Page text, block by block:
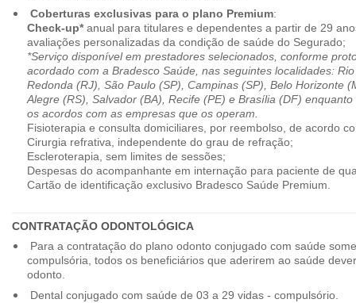
Coberturas exclusivas para o plano Premium:
Check-up*anual para titulares e dependentes a partir de 29
avaliações personalizadas da condição de saúde do Segurado;
*Serviço disponível em prestadores selecionados, conforme
acordado com a Bradesco Saúde, nas seguintes localidades:
Redonda (RJ), São Paulo (SP), Campinas (SP), Belo Horizonte
Alegre (RS), Salvador (BA), Recife (PE) e Brasília (DF)
os acordos com as empresas que os operam.
Fisioterapia e consulta domiciliares, por reembolso, de acordo
Cirurgia refrativa, independente do grau de refração;
Escleroterapia, sem limites de sessões;
Despesas do acompanhante em internação para paciente de
Cartão de identificação exclusivo Bradesco Saúde Premium.
CONTRATAÇÃO ODONTOLÓGICA
Para a contratação do plano odonto conjugado com saúde
compulsória, todos os beneficiários que aderirem ao saúde
odonto.
Dental conjugado com saúde de 03 a 29 vidas - compulsório.